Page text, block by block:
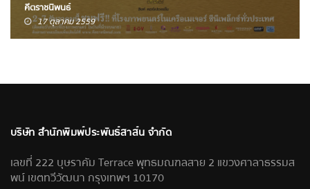
คีตราชนิพนธ์
17 ตุลาคม 2559
บริษัท สำนักพิมพ์ประพันธ์สาส์น จำกัด
เลขที่ 222 บุษราคัม Terrace พุทธมณฑลสาย 2 แขวงศาลาธรรมส
พน์ เขตทวีวัฒนา กรุงเทพฯ 10170